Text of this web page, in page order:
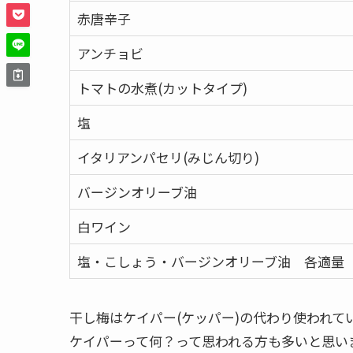
赤唐辛子
アンチョビ
トマトの水煮(カットタイプ)
塩
イタリアンパセリ(みじん切り)
バージンオリーブ油
白ワイン
塩・こしょう・バージンオリーブ油 各適量
干し梅はケイパー(ケッパー)の代わり使われ
ケイパーって何？って思われる方も多いと思い